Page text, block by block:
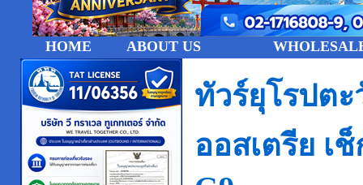
HOME ABOUT US
ทัวร์ยุโรปต
ออสเตรีย เ